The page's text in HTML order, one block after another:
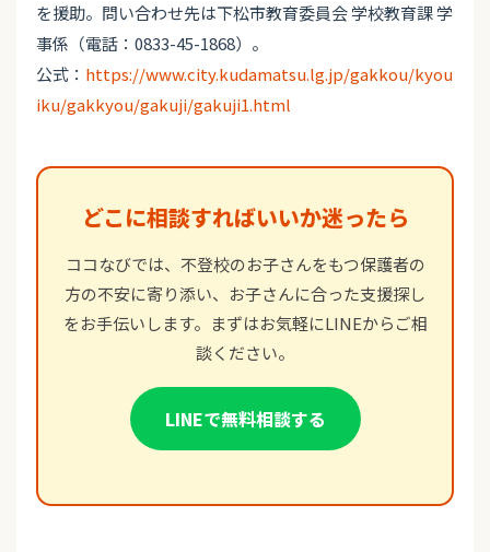
を援助。問い合わせ先は下松市教育委員会 学校教育課 学
事係（電話：0833-45-1868）。
公式： https://www.city.kudamatsu.lg.jp/gakkou/kyou
iku/gakkyou/gakuji/gakuji1.html
どこに相談すればいいか迷ったら
ココなびでは、不登校のお子さんをもつ保護者の
方の不安に寄り添い、お子さんに合った支援探し
をお手伝いします。まずはお気軽にLINEからご相
談ください。
LINEで無料相談する